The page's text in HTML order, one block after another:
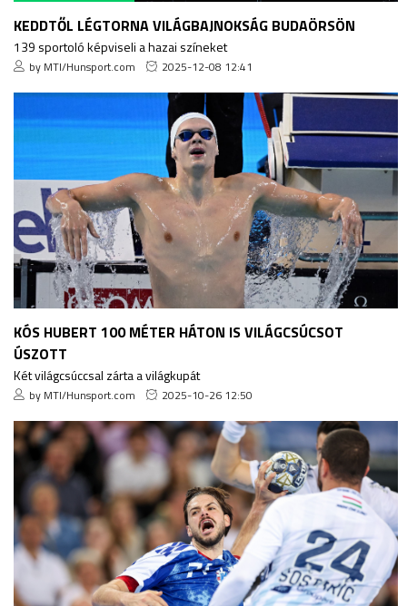
KEDDTŐL LÉGTORNA VILÁGBAJNOKSÁG BUDAÖRSÖN
139 sportoló képviseli a hazai színeket
by MTI/Hunsport.com 2025-12-08 12:41
KÓS HUBERT 100 MÉTER HÁTON IS VILÁGCSÚCSOT
ÚSZOTT
Két világcsúccsal zárta a világkupát
by MTI/Hunsport.com 2025-10-26 12:50